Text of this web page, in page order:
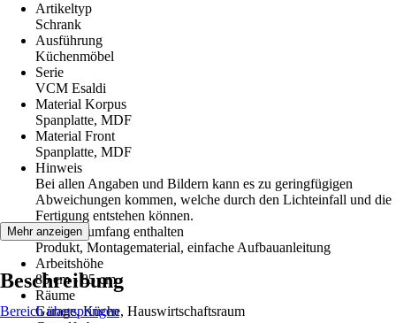
Artikeltyp
Schrank
Ausführung
Küchenmöbel
Serie
VCM Esaldi
Material Korpus
Spanplatte, MDF
Material Front
Spanplatte, MDF
Hinweis
Bei allen Angaben und Bildern kann es zu geringfügigen
Abweichungen kommen, welche durch den Lichteinfall und die
Fertigung entstehen können.
Im Lieferumfang enthalten
Produkt, Montagematerial, einfache Aufbauanleitung
Arbeitshöhe
85 cm - 85 cm
Räume
Garage, Küche, Hauswirtschaftsraum
Mehr anzeigen
Beschreibung
Bereich überspringen